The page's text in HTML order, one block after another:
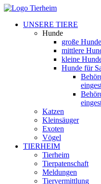
UNSERE TIERE
Hunde
große Hunde
mittlere
kleine
Hunde für
Katzen
Kleinsäuger
Exoten
Vögel
TIERHEIM
Tierheim
Tierpatenschaft
Meldungen
Tiervermittlung